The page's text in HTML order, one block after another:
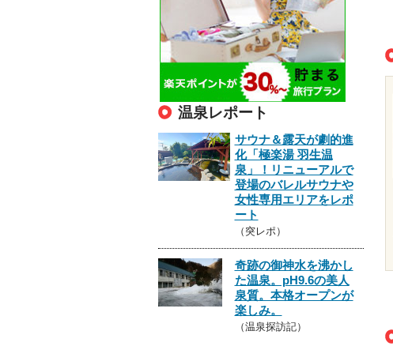
温泉レポート
サウナ＆露天が劇的進
化「極楽湯 羽生温
泉」！リニューアルで
登場のバレルサウナや
女性専用エリアをレポ
ート
（突レポ）
奇跡の御神水を沸かし
た温泉。pH9.6の美人
泉質。本格オープンが
楽しみ。
（温泉探訪記）